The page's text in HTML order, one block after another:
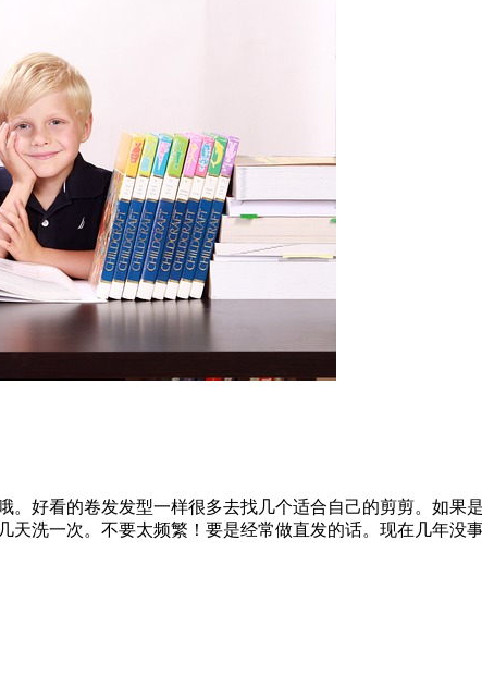
好看的卷发发型一样很多去找几个适合自己的剪剪。如果
洗一次。不要太频繁！要是经常做直发的话。现在几年没